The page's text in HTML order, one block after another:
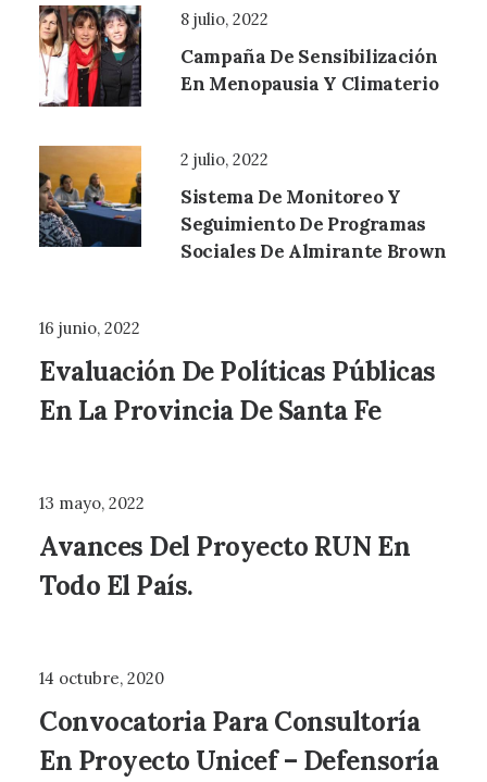
8 julio, 2022
Campaña De Sensibilización
En Menopausia Y Climaterio
2 julio, 2022
Sistema De Monitoreo Y
Seguimiento De Programas
Sociales De Almirante Brown
16 junio, 2022
Evaluación De Políticas Públicas
En La Provincia De Santa Fe
13 mayo, 2022
Avances Del Proyecto RUN En
Todo El País.
14 octubre, 2020
Convocatoria Para Consultoría
En Proyecto Unicef – Defensoría